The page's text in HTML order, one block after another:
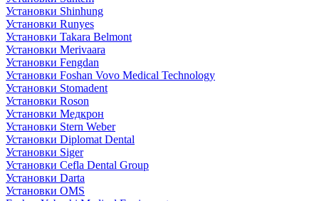
Установки Shinhung
Установки Runyes
Установки Takara Belmont
Установки Merivaara
Установки Fengdan
Установки Foshan Vovo Medical Technology
Установки Stomadent
Установки Roson
Установки Медкрон
Установки Stern Weber
Установки Diplomat Dental
Установки Siger
Установки Cefla Dental Group
Установки Darta
Установки OMS